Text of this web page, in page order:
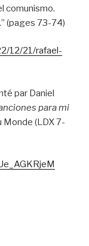
comunismo.
(pages 73-74)
12/21/rafael-
par Daniel
para mi
Monde (LDX 7-